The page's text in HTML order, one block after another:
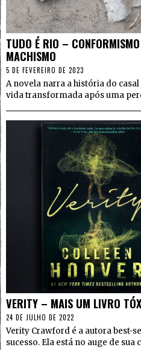
TUDO É RIO –
MACHISMO
5 DE FEVEREIRO DE 2023
A novela narra a história do
vida transformada após uma
VERITY – MAIS UM LIVRO
24 DE JULHO DE 2022
Verity Crawford é a autora best-
sucesso. Ela está no auge de